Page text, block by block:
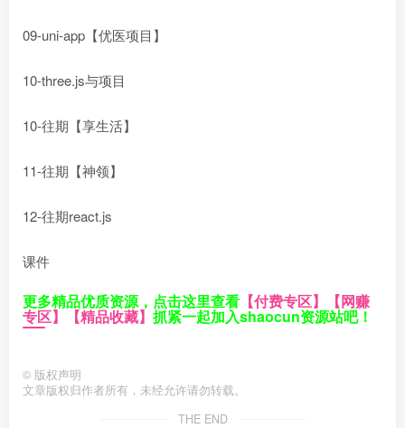
09-uni-app【优医项目】
10-three.js与项目
10-往期【享生活】
11-往期【神领】
12-往期react.js
课件
更多精品优质资源，点击这里查看 【付费专区】 【网赚
专区】 【精品收藏】 抓紧一起加入shaocun资源站吧！
© 版权声明
文章版权归作者所有，未经允许请勿转载。
THE END